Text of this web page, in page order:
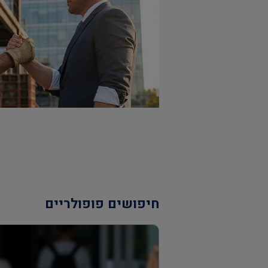
חיפושים פופולריים